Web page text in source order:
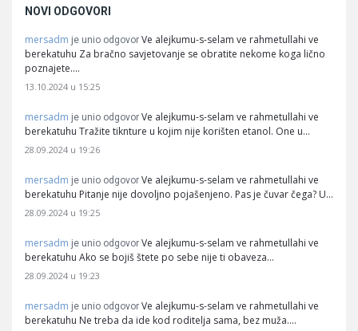
NOVI ODGOVORI
mersadm je unio odgovor Ve alejkumu-s-selam ve rahmetullahi ve
berekatuhu Za bračno savjetovanje se obratite nekome koga lično
poznajete.…
13.10.2024 u 15:25
mersadm je unio odgovor Ve alejkumu-s-selam ve rahmetullahi ve
berekatuhu Tražite tiknture u kojim nije korišten etanol. One u…
28.09.2024 u 19:26
mersadm je unio odgovor Ve alejkumu-s-selam ve rahmetullahi ve
berekatuhu Pitanje nije dovoljno pojašenjeno. Pas je čuvar čega? U…
28.09.2024 u 19:25
mersadm je unio odgovor Ve alejkumu-s-selam ve rahmetullahi ve
berekatuhu Ako se bojiš štete po sebe nije ti obaveza…
28.09.2024 u 19:23
mersadm je unio odgovor Ve alejkumu-s-selam ve rahmetullahi ve
berekatuhu Ne treba da ide kod roditelja sama, bez muža.…